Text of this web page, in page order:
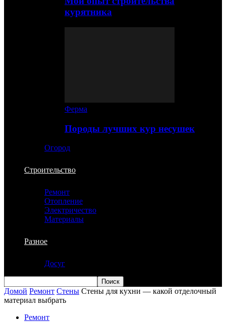
курятника
Ферма
Породы лучших кур несушек
Огород
Строительство
Ремонт
Отопление
Электричество
Материалы
Разное
Досуг
Домой Ремонт Стены Стены для кухни — какой отделочный
материал выбрать
Ремонт